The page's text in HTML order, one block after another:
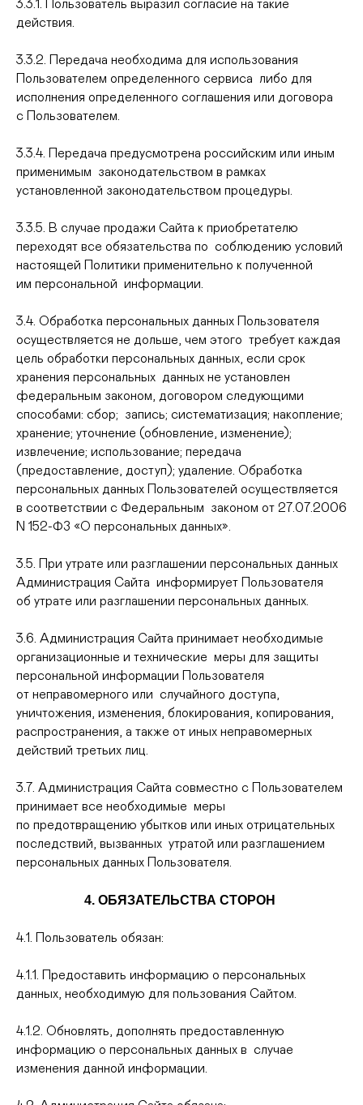
3.3.1. Пользователь выразил согласие на такие
действия.
3.3.2. Передача необходима для использования
Пользователем определенного сервиса либо для
исполнения определенного соглашения или договора
с Пользователем.
3.3.4. Передача предусмотрена российским или иным
применимым законодательством в рамках
установленной законодательством процедуры.
3.3.5. В случае продажи Сайта к приобретателю
переходят все обязательства по соблюдению условий
настоящей Политики применительно к полученной
им персональной информации.
3.4. Обработка персональных данных Пользователя
осуществляется не дольше, чем этого требует каждая
цель обработки персональных данных, если срок
хранения персональных данных не установлен
федеральным законом, договором следующими
способами: сбор; запись; систематизация; накопление;
хранение; уточнение (обновление, изменение);
извлечение; использование; передача
(предоставление, доступ); удаление. Обработка
персональных данных Пользователей осуществляется
в соответствии с Федеральным законом от 27.07.2006
N 152-ФЗ «О персональных данных».
3.5. При утрате или разглашении персональных данных
Администрация Сайта информирует Пользователя
об утрате или разглашении персональных данных.
3.6. Администрация Сайта принимает необходимые
организационные и технические меры для защиты
персональной информации Пользователя
от неправомерного или случайного доступа,
уничтожения, изменения, блокирования, копирования,
распространения, а также от иных неправомерных
действий третьих лиц.
3.7. Администрация Сайта совместно с Пользователем
принимает все необходимые меры
по предотвращению убытков или иных отрицательных
последствий, вызванных утратой или разглашением
персональных данных Пользователя.
4. ОБЯЗАТЕЛЬСТВА СТОРОН
4.1. Пользователь обязан:
4.1.1. Предоставить информацию о персональных
данных, необходимую для пользования Сайтом.
4.1.2. Обновлять, дополнять предоставленную
информацию о персональных данных в случае
изменения данной информации.